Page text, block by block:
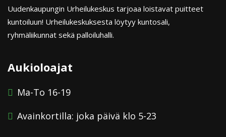
Uudenkaupungin Urheilukeskus tarjoaa loistavat puitteet
kuntoiluun! Urheilukeskuksesta löytyy kuntosali,
ryhmäliikunnat sekä palloiluhalli.
Aukioloajat
Ma-To 16-19
Avainkortilla: joka päivä klo 5-23